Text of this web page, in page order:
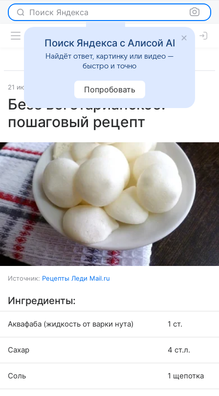
Поиск Яндекса
21 июля 2025
Безе вегетарианское:
пошаговый рецепт
Источник: Рецепты Леди Mail.ru
Ингредиенты:
Аквафаба (жидкость от варки нута) 1 ст.
Сахар 4 ст.л.
Соль 1 щепотка
Поиск Яндекса с Алисой AI
Найдёт ответ, картинку или видео —
быстро и точно
Попробовать